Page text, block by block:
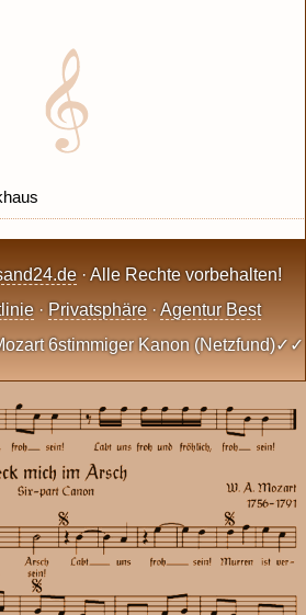
· Alle Rechte vorbehalten!
· Privatsphäre · Agentur Best
6stimmiger Kanon (Netzfund)✓✓